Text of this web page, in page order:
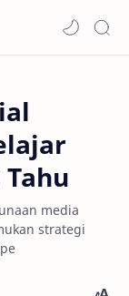
media
strategi